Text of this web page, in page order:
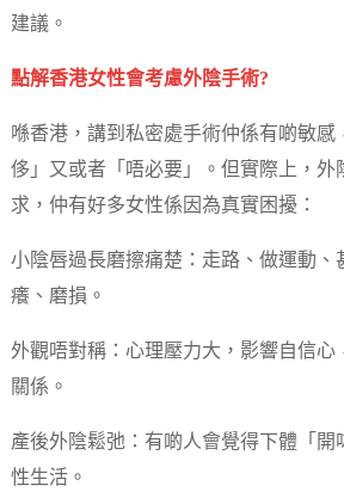
建議。
點解香港女性會考慮外陰手術?
喺香港，講到私密處手術仲係有啲敏感
侈」又或者「唔必要」。但實際上，外
求，仲有好多女性係因為真實困擾：
小陰唇過長磨擦痛楚：走路、做運動、
癢、磨損。
外觀唔對稱：心理壓力大，影響自信心
關係。
產後外陰鬆弛：有啲人會覺得下體「開
性生活。